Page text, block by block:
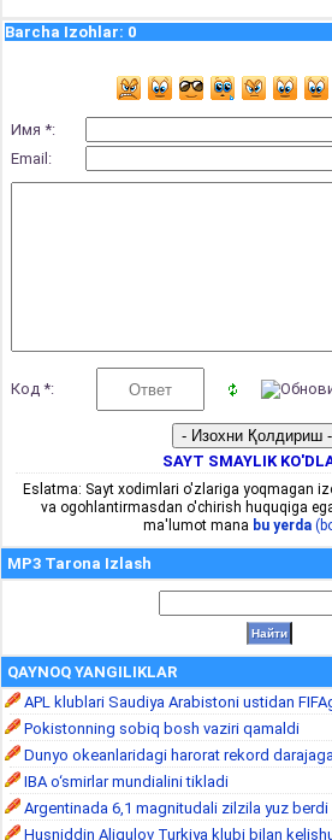
Barcha Izohlar: 0
Имя *:
Email:
Код *:
SAYT SMAYLIK
Eslatma: Sayt xodimlari o'zlariga yoqmagan
va ogohlantirmasdan o'chirish huquqiga
ma'lumot mana bu yerda
MP3 Tarona Izlash
QAYNOQ YANGILIKLAR
APL klublari Saudiya Arabistoni ustidan
Pokistonning sobiq bosh vaziri qamaldi
Dunyo okeanlaridagi harorat rekord
IBA o‘smirlar mundialini tikladi
Argentinada 6,1 magnitudali zilzila yuz berdi
Husniddin Aliqulov Turkiya klubi bilan